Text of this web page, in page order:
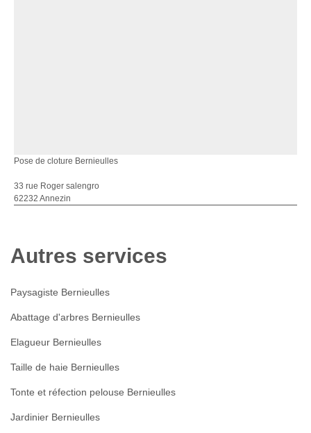
Pose de cloture Bernieulles
33 rue Roger salengro
62232 Annezin
Autres services
Paysagiste Bernieulles
Abattage d'arbres Bernieulles
Elagueur Bernieulles
Taille de haie Bernieulles
Tonte et réfection pelouse Bernieulles
Jardinier Bernieulles